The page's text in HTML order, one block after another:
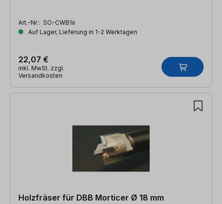
Art.-Nr.: SO-CWB16
Auf Lager, Lieferung in 1-2 Werktagen
22,07 €
inkl. MwSt. zzgl.
Versandkosten
Holzfräser für DBB Morticer Ø 18 mm